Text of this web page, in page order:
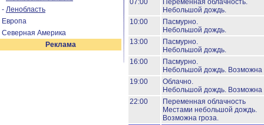
- Ленобласть
Европа
Северная Америка
Реклама
07:00
Переменная облачность.
Небольшой дождь.
10:00
Пасмурно.
Небольшой дождь.
13:00
Пасмурно.
Небольшой дождь.
16:00
Пасмурно.
Небольшой дождь. Возможна
19:00
Облачно.
Небольшой дождь. Возможна
22:00
Переменная облачность
Местами небольшой дождь.
Возможна гроза.